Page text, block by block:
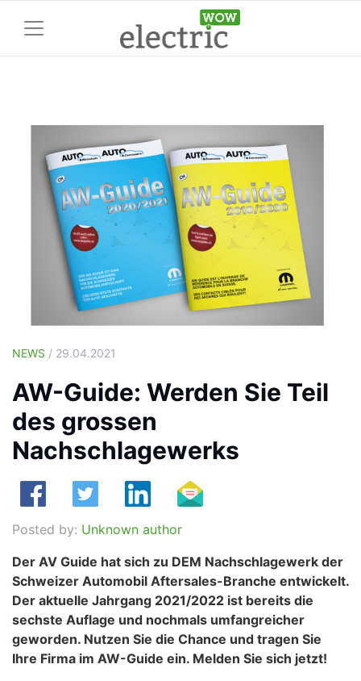
NEWS / 29.04.2021
AW-Guide: Werden Sie Teil
des grossen
Nachschlagewerks
Posted by: Unknown author
Der AV Guide hat sich zu DEM Nachschlagewerk der
Schweizer Automobil Aftersales-Branche entwickelt.
Der aktuelle Jahrgang 2021/2022 ist bereits die
sechste Auflage und nochmals umfangreicher
geworden. Nutzen Sie die Chance und tragen Sie
Ihre Firma im AW-Guide ein. Melden Sie sich jetzt!